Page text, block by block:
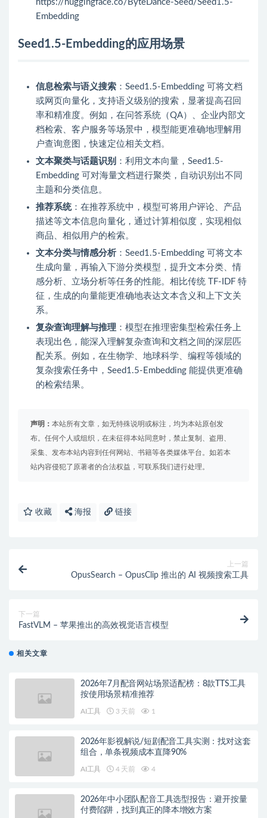
https://huggingface.co/ByteDance-Seed/Seed1.5-
Embedding
Seed1.5-Embedding的应用场景
信息检索与语义搜索 ：Seed1.5-Embedding 可将文档
或网页向量化，支持语义级别的搜索，显著提高召回
率和精准度。例如，在问答系统（QA）、企业内部文
档检索、客户服务等场景中，模型能更准确地理解用
户查询意图，快速定位相关文档。
文本聚类与话题识别 ：利用文本向量，Seed1.5-
Embedding 可对海量文档进行聚类，自动识别出不同
主题和分类信息。
推荐系统：在推荐系统中，模型可将用户评论、产品
描述等文本信息向量化，通过计算相似度，实现相似
商品、相似用户的检索。
文本分类与情感分析 ：Seed1.5-Embedding 可将文本
生成向量，再输入下游分类模型，提升文本分类、情
感分析、立场分析等任务的性能。相比传统 TF-IDF 特
征，生成的向量能更准确地表达文本含义和上下文关
系。
复杂查询理解与推理 ：模型在推理密集型检索任务上
表现出色，能深入理解复杂查询和文档之间的深层匹
配关系。例如，在生物学、地球科学、编程等领域的
复杂搜索任务中，Seed1.5-Embedding 能提供更准确
的检索结果。
声明： 本站所有文章，如无特殊说明或标注，均为本站原创发
布。任何个人或组织，在未征得本站同意时，禁止复制、盗用、
采集、发布本站内容到任何网站、书籍等各类媒体平台。如若本
站内容侵犯了原著者的合法权益，可联系我们进行处理。
收藏 海报 链接
上一篇
OpusSearch – OpusClip 推出的 AI 视频搜索工具
下一篇
FastVLM – 苹果推出的高效视觉语言模型
相关文章
2026年7月配音网站场景适配榜：8款TTS工具
按使用场景精准推荐
AI工具 3 天前 1
2026年影视解说/短剧配音工具实测：找对这套
组合，单条视频成本直降90%
AI工具 4 天前 4
2026年中小团队配音工具选型报告：避开按量
付费陷阱，找到真正的降本增效方案